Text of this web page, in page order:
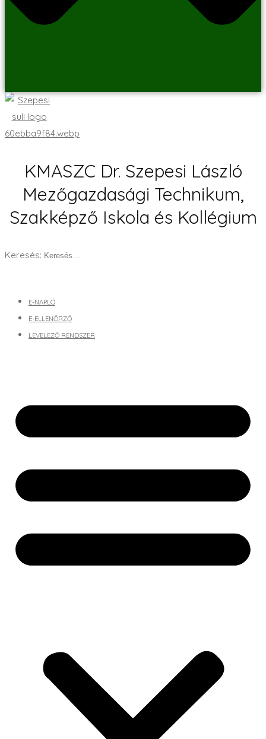
KMASZC Dr. Szepesi László
Mezőgazdasági Technikum,
Szakképző Iskola és Kollégium
Keresés:
E-NAPLÓ
E-ELLENŐRZŐ
LEVELEZŐ RENDSZER